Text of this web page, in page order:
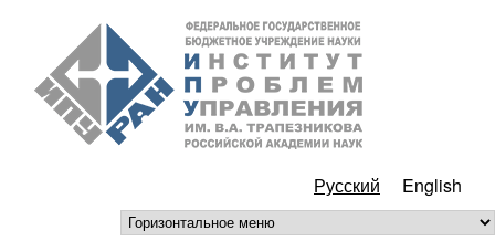
Перейти к основному
содержанию
РАН
Русский English
горизонтальное меню